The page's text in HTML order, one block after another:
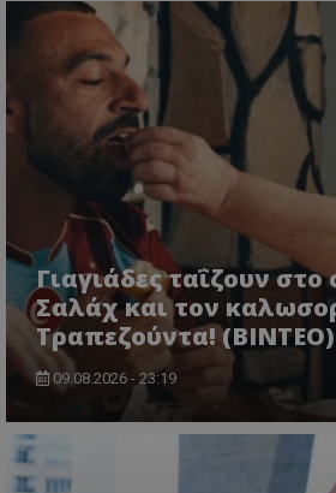
Γιαγιάδες ταΐζουν
Σαλάχ και τον
Τραπεζούντα! (ΒΙΝΤΕΟ)
09.08.2026 - 23:19